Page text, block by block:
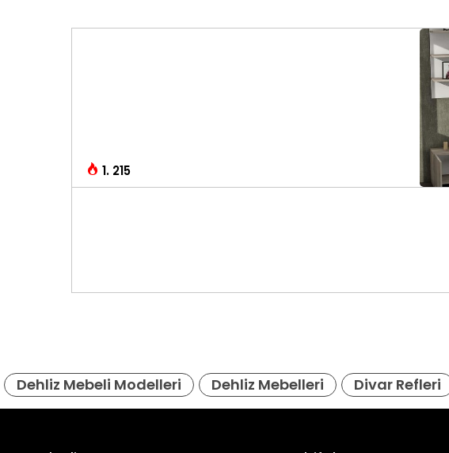
1. 215
Dehliz Mebeli Modelleri Dehliz Mebelleri Divar Refleri